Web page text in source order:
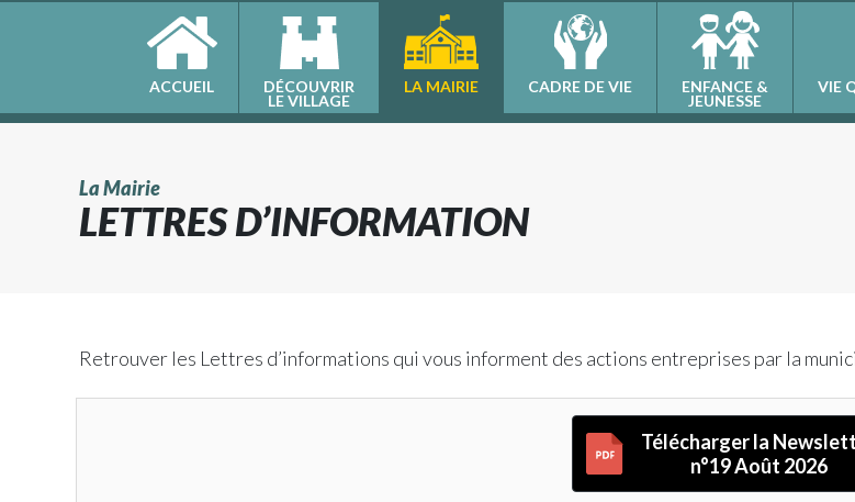
ACCUEIL DÉCOUVRIR
LE VILLAGE
LA MAIRIE CADRE DE VIE ENFANCE &
JEUNESSE
VIE
La Mairie
LETTRES D’INFORMATION
Retrouver les Lettres d’informations qui vous informent des actions entreprises par la
Télécharger la
n°19 Août 2026